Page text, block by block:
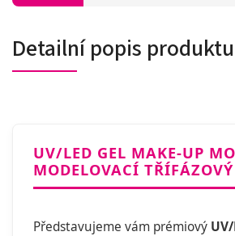
Detailní popis produktu
UV/LED GEL MAKE-UP
MODELOVACÍ TŘÍFÁZOVÝ
Představujeme vám prémiový